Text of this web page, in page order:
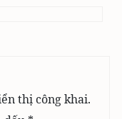
thị công khai.